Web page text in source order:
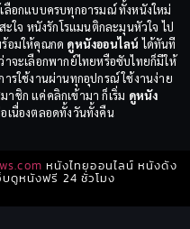
ลือกแบบครบทุกอารมณ์ ทั้งหนังใหม่
จ หนังรักโรแมนติกละมุนหัวใจ ไป
อมให้คุณกด ดูหนังออนไลน์ ได้ทันที
าจะเลือกพากย์ไทยหรือซับไทยก็มีให้
รใช้งานผ่านทุกอุปกรณ์ ใช้งานง่าย
าชิก แค่คลิกเข้ามา ก็เริ่ม ดูหนัง
เนื่องตลอดทั้งวันทั้งคืน
หนังไทยออนไลน์ หนังดัง
ดูหนังฟรี 24 ชั่วโมง